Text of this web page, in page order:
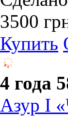
3500
Купить
4 года
Азур I